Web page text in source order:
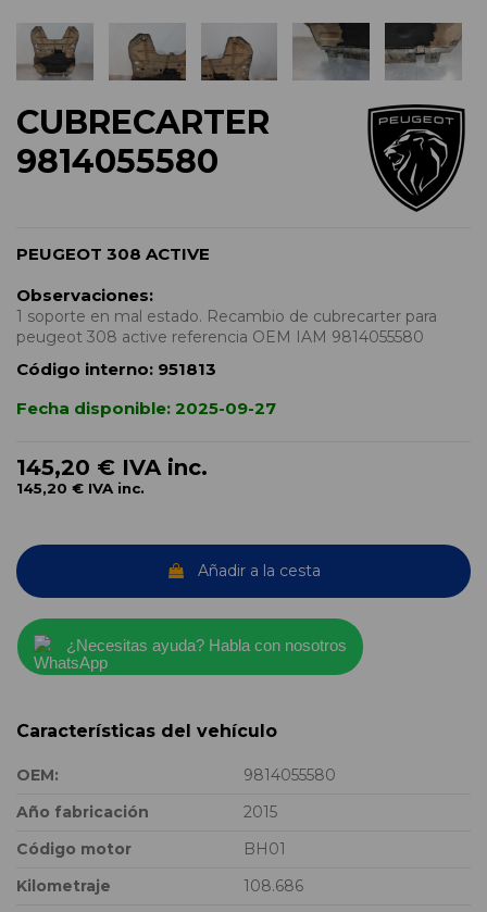
CUBRECARTER
9814055580
PEUGEOT 308 ACTIVE
Observaciones:
1 soporte en mal estado. Recambio de cubrecarter para
peugeot 308 active referencia OEM IAM 9814055580
Código interno: 951813
Fecha disponible: 2025-09-27
145,20 € IVA inc.
145,20 € IVA inc.
Añadir a la cesta
¿Necesitas ayuda? Habla con nosotros
Características del vehículo
OEM:
9814055580
Año fabricación
2015
Código motor
BH01
Kilometraje
108.686